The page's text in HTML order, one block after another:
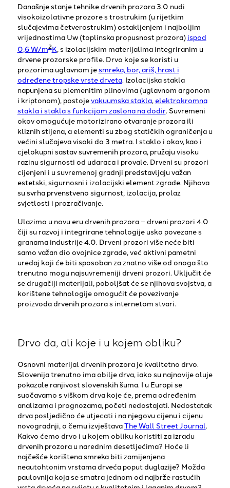
Današnje stanje tehnike drvenih prozora 3.0 nudi
visokoizolativne prozore s trostrukim (u rijetkim
slučajevima četverostrukim) ostakljenjem i najboljim
vrijednostima Uw (toplinska propusnost prozora) ispod
0,6 W/m2K, s izolacijskim materijalima integriranim u
drvene prozorske profile. Drvo koje se koristi u
prozorima uglavnom jesmreka, bor, ariš, hrast i
određene tropske vrste drveta. Izolacijska stakla
napunjena su plemenitim plinovima (uglavnom argonom
i kriptonom), postojevakuumska stakla, elektrokromna
stakla i stakla s funkcijom zaslona na dodir. Suvremeni
okov omogućuje motorizirano otvaranje prozora ili
kliznih stijena, a elementi su zbog statičkih ograničenja u
većini slučajeva visoki do 3 metra. I staklo i okov, kao i
cjelokupni sastav suvremenih prozora, pružaju visoku
razinu sigurnosti od udaraca i provale. Drveni su prozori
cijenjeni i u suvremenoj gradnji predstavljaju važan
estetski, sigurnosni i izolacijski element zgrade. Njihova
su svrha prvenstveno sigurnost, izolacija, prolaz
svjetlosti i prozračivanje.
Ulazimo u novu eru drvenih prozora – drveni prozori 4.0
čiji su razvoj i integrirane tehnologije usko povezane s
granama industrije 4.0. Drveni prozori više neće biti
samo važan dio ovojnice zgrade, već aktivni pametni
uređaj koji će biti sposoban za znatno više od onoga što
trenutno mogu najsuvremeniji drveni prozori. Uključit će
se drugačiji materijali, poboljšat će se njihova svojstva, a
korištene tehnologije omogućit će povezivanje
proizvoda drvenih prozora s internetom stvari.
Drvo da, ali koje i u kojem obliku?
Osnovni materijal drvenih prozora je kvalitetno drvo.
Slovenija trenutno ima obilje drva, iako su najnovije oluje
pokazale ranjivost slovenskih šuma. I u Europi se
suočavamo s viškom drva koje će, prema određenim
analizama i prognozama, početi nedostajati. Nedostatak
drva posljedično će utjecati i na njegovu cijenu i cijenu
novogradnji, o čemu izvještavaThe Wall Street Journal.
Kakvo ćemo drvo i u kojem obliku koristiti za izradu
drvenih prozora u narednim desetljećima? Hoće li
najčešće korištena smreka biti zamijenjena
neautohtonim vrstama drveća poput duglazije? Možda
paulovnija koja se smatra jednom od najbrže rastućih